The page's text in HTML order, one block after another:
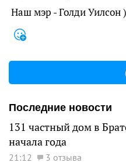
Наш мэр - Голди Уилсон
Последние новости
131 частный дом в
начала года
21:12 3 отзыва